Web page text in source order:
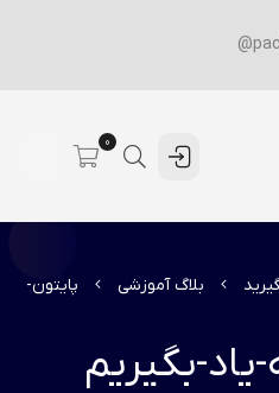
0
بلاگ آموزشی
پایتون-
یاد-بگیریم